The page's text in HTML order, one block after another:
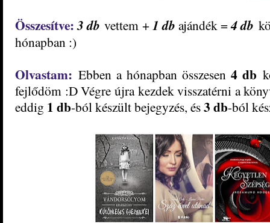
Összesítve: 3 db vettem +1 db ajándék =4db
hónapban :)
Olvastam: Ebben a hónapban összesen 4 db
fejlődöm :D Végre újra kezdek visszatérni a
eddig 1db-ból készült bejegyzés, és3db-ból